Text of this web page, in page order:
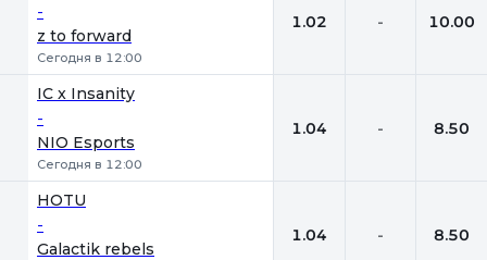
-
z to forward
Сегодня в 12:00
1.02 - 10.00
IC x Insanity
-
NIO Esports
Сегодня в 12:00
1.04 - 8.50
HOTU
-
Galactik rebels
1.04 - 8.50